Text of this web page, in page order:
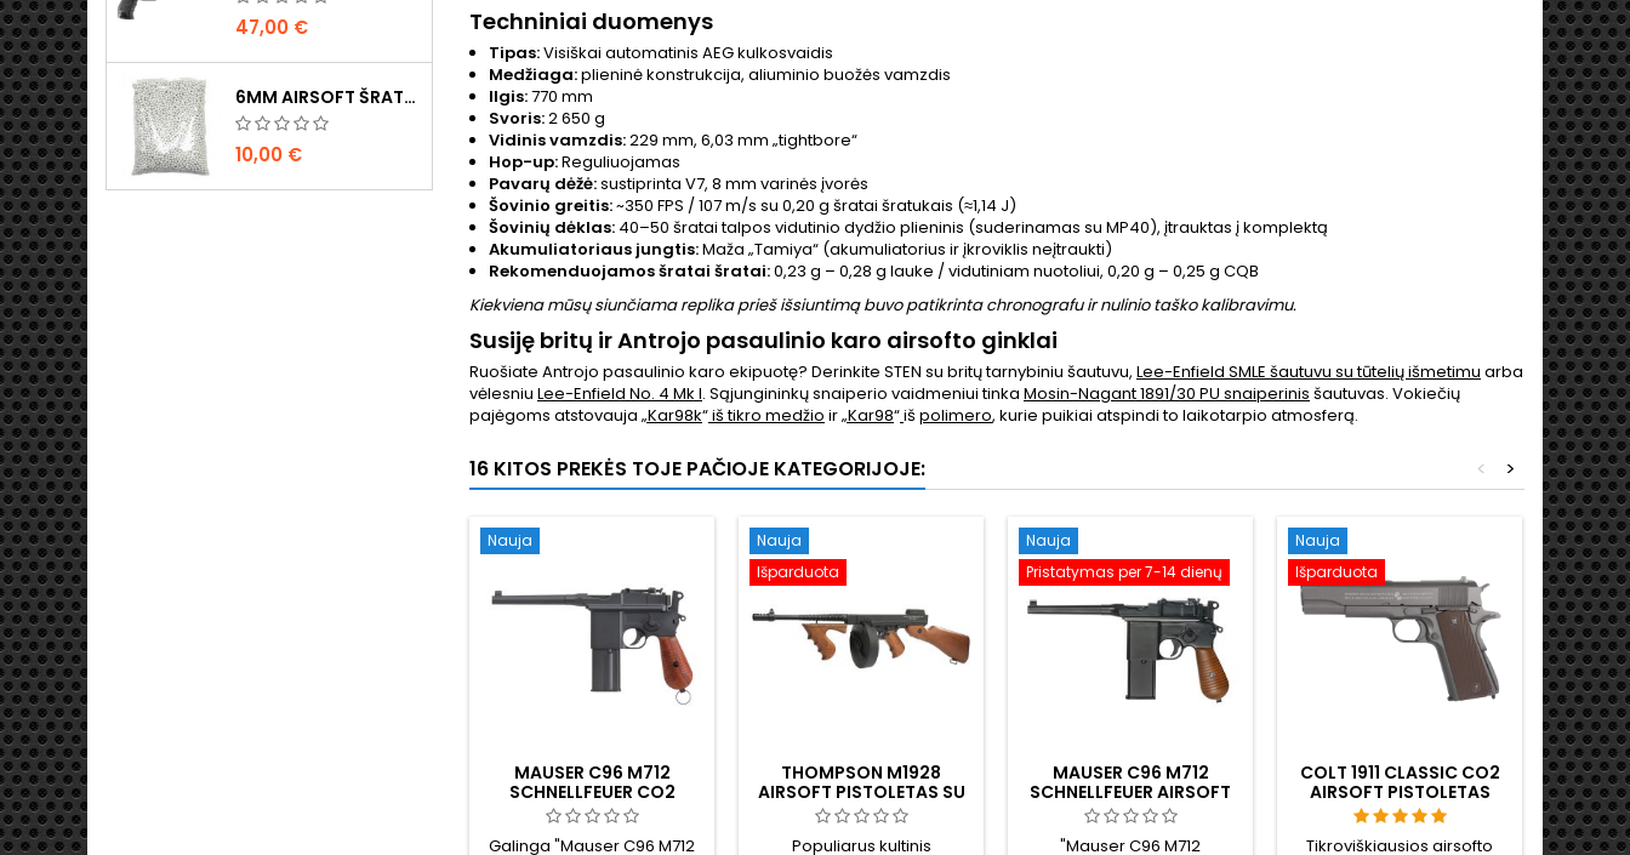
47,00 €
6MM AIRSOFT ŠRATAI - 2000 VNT., 0,20G, AUKŠTOS KOKYBĖS
10,00 €
Techniniai duomenys
Tipas:Visiškai automatinis AEG kulkosvaidis
Medžiaga:plieninė konstrukcija, aliuminio buožės vamzdis
Ilgis:770 mm
Svoris:2 650 g
Vidinis vamzdis:229 mm, 6,03 mm „tightbore“
Hop-up:Reguliuojamas
Pavarų dėžė:sustiprinta V7, 8 mm varinės įvorės
Šovinio greitis:~350 FPS / 107 m/s su 0,20 g šratai šratukais (≈1,14 J)
Šovinių dėklas: 40–50 šratai talpos vidutinio dydžio plieninis (suderinamas su MP40), įtrauktas į komplektą
Akumuliatoriaus jungtis:Maža „Tamiya“ (akumuliatorius ir įkroviklis neįtraukti)
Rekomenduojamos šratai šratai:0,23 g – 0,28 g lauke / vidutiniam nuotoliui, 0,20 g – 0,25 g CQB
Kiekviena mūsų siunčiama replika prieš išsiuntimą buvo patikrinta chronografu ir nulinio taško kalibravimu.
Susiję britų ir Antrojo pasaulinio karo airsofto ginklai
Ruošiate Antrojo pasaulinio karo ekipuotę? Derinkite STEN su britų tarnybiniu šautuvu, Lee-Enfield SMLE šautuvu su tūtelių išmetimu arba
vėlesniu Lee-Enfield No. 4 Mk I. Sąjungininkų snaiperio vaidmeniui tinka Mosin-Nagant 1891/30 PU snaiperinis šautuvas. Vokiečių
pajėgoms atstovauja „Kar98k“iš tikro medžio ir„Kar98“iš polimero, kurie puikiai atspindi to laikotarpio atmosferą.
16 KITOS PREKĖS TOJE PAČIOJE KATEGORIJOJE: >
<
Nauja
MAUSER C96 M712
SCHNELLFEUER CO2
AIRSOFT PISTOLETAS -
"SELECT-FIRE" VOKIŠKA
ŠLUOTOS RANKENA
Galinga "Mauser C96 M712
Nauja
Išparduota
THOMPSON M1928
AIRSOFT PISTOLETAS SU
BŪGNINIU DĖKLU
Populiarus kultinis
Nauja
Pristatymas per 7-14 dienų
MAUSER C96 M712
SCHNELLFEUER AIRSOFT
GBB PISTOLETAS SU PEČIŲ
APKABA - VOKIŠKA
ŠLUOTOS RANKENA
"Mauser C96 M712
Nauja
Išparduota
COLT 1911 CLASSIC CO2
AIRSOFT PISTOLETAS
Tikroviškiausios airsofto
Nauja
„M1
AEG –
Antrojo